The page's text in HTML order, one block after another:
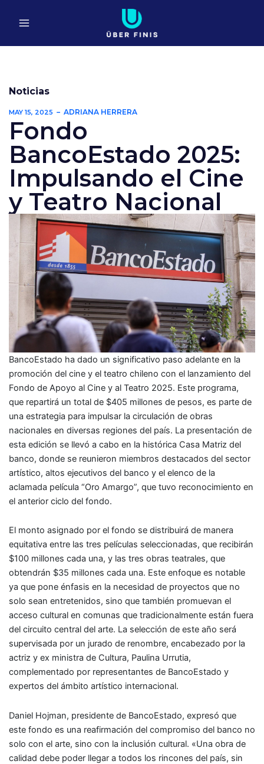
Noticias
MAY 15, 2025 ADRIANA HERRERA
Fondo
BancoEstado 2025:
Impulsando el Cine
y Teatro Nacional
BancoEstado ha dado un significativo paso adelante en la
promoción del cine y el teatro chileno con el lanzamiento del
Fondo de Apoyo al Cine y al Teatro 2025. Este programa,
que repartirá un total de $405 millones de pesos, es parte de
una estrategia para impulsar la circulación de obras
nacionales en diversas regiones del país. La presentación de
esta edición se llevó a cabo en la histórica Casa Matriz del
banco, donde se reunieron miembros destacados del sector
artístico, altos ejecutivos del banco y el elenco de la
aclamada película “Oro Amargo”, que tuvo reconocimiento en
el anterior ciclo del fondo.
El monto asignado por el fondo se distribuirá de manera
equitativa entre las tres películas seleccionadas, que recibirán
$100 millones cada una, y las tres obras teatrales, que
obtendrán $35 millones cada una. Este enfoque es notable
ya que pone énfasis en la necesidad de proyectos que no
solo sean entretenidos, sino que también promuevan el
acceso cultural en comunas que tradicionalmente están fuera
del circuito central del arte. La selección de este año será
supervisada por un jurado de renombre, encabezado por la
actriz y ex ministra de Cultura, Paulina Urrutia,
complementado por representantes de BancoEstado y
expertos del ámbito artístico internacional.
Daniel Hojman, presidente de BancoEstado, expresó que
este fondo es una reafirmación del compromiso del banco no
solo con el arte, sino con la inclusión cultural. «Una obra de
calidad debe poder llegar a todos los rincones del país, sin